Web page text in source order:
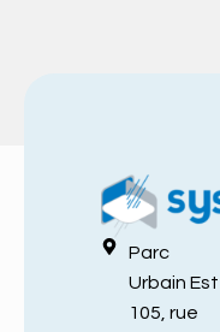
Parc
Urbain Est
105, rue